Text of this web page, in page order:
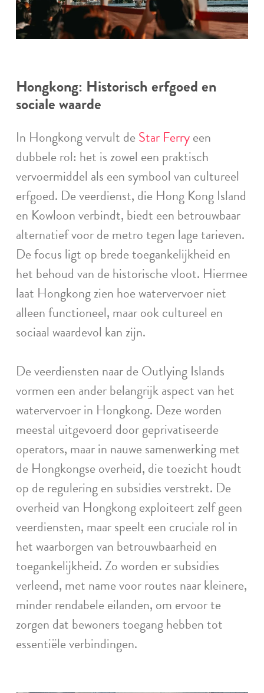
Hongkong: Historisch erfgoed en
sociale waarde
In Hongkong vervult de Star Ferryeen
dubbele rol: het is zowel een praktisch
vervoermiddel als een symbool van cultureel
erfgoed. De veerdienst, die Hong Kong Island
en Kowloon verbindt, biedt een betrouwbaar
alternatief voor de metro tegen lage tarieven.
De focus ligt op brede toegankelijkheid en
het behoud van de historische vloot. Hiermee
laat Hongkong zien hoe watervervoer niet
alleen functioneel, maar ook cultureel en
sociaal waardevol kan zijn.
De veerdiensten naar de Outlying Islands
vormen een ander belangrijk aspect van het
watervervoer in Hongkong. Deze worden
meestal uitgevoerd door geprivatiseerde
operators, maar in nauwe samenwerking met
de Hongkongse overheid, die toezicht houdt
op de regulering en subsidies verstrekt. De
overheid van Hongkong exploiteert zelf geen
veerdiensten, maar speelt een cruciale rol in
het waarborgen van betrouwbaarheid en
toegankelijkheid. Zo worden er subsidies
verleend, met name voor routes naar kleinere,
minder rendabele eilanden, om ervoor te
zorgen dat bewoners toegang hebben tot
essentiële verbindingen.